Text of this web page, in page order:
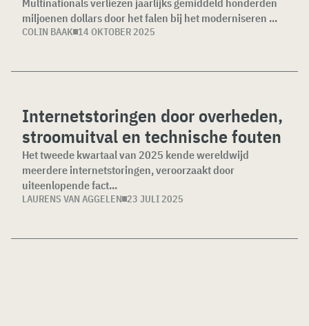
Multinationals verliezen jaarlijks gemiddeld honderden
miljoenen dollars door het falen bij het moderniseren ...
COLIN BAAK 14 OKTOBER 2025
Internetstoringen door overheden,
stroomuitval en technische fouten
Het tweede kwartaal van 2025 kende wereldwijd
meerdere internetstoringen, veroorzaakt door
uiteenlopende fact...
LAURENS VAN AGGELEN 23 JULI 2025